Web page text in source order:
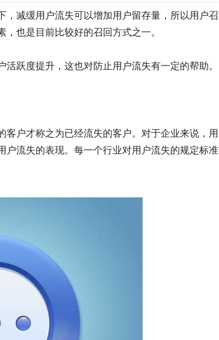
， 减缓用户流失可以增加用户留存量 ， 所以用户召
，也是目前比较好的召回方式之一。
活跃度提升 ， 这也对防止用户流失有一定的帮助。
户才称之为已经流失的客户。对于企业来说，用
户流失的表现。每一个行业对用户流失的规定标准